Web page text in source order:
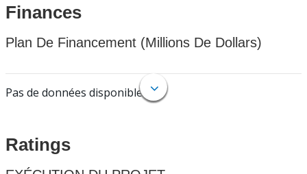
Finances
Plan De Financement (Millions De Dollars)
Pas de données disponibles.
Ratings